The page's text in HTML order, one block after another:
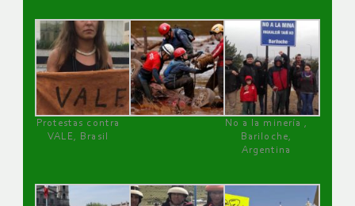
Protestas contra
VALE, Brasil
No a la minería ,
Bariloche,
Argentina